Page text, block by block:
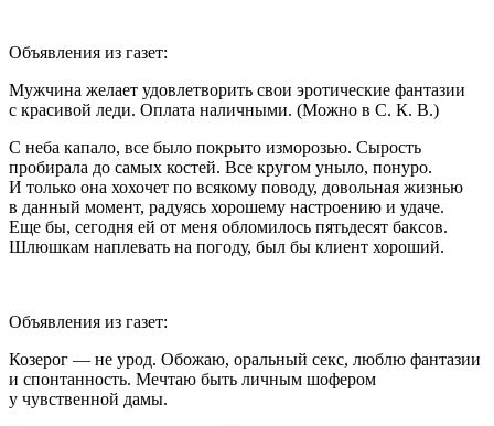
Объявления из газет:
Мужчина желает удовлетворить свои эротические фантазии
с красивой леди. Оплата наличными. (Можно в С. К. В.)
С неба капало, все было покрыто изморозью. Сырость
пробирала до самых костей. Все кругом уныло, понуро.
И только она хохочет по всякому поводу, довольная жизнью
в данный момент, радуясь хорошему настроению и удаче.
Еще бы, сегодня ей от меня обломилось пятьдесят баксов.
Шлюшкам наплевать на погоду, был бы клиент хороший.
Объявления из газет:
Козерог — не урод. Обожаю, оральный секс, люблю фантазии
и спонтанность. Мечтаю быть личным шофером
у чувственной дамы.